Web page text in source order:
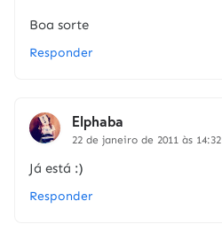
Boa sorte
Responder
Elphaba
22 de janeiro de 2011 às 14:32
Já está :)
Responder